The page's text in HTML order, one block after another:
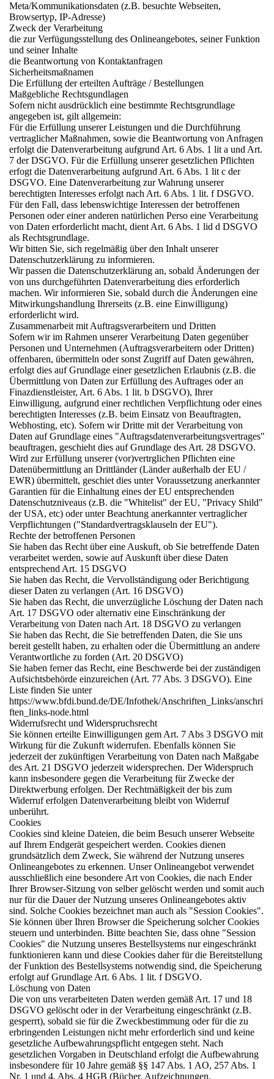
Meta/Kommunikationsdaten (z.B. besuchte Webseiten,
Browsertyp, IP-Adresse)
Zweck der Verarbeitung
die zur Verfügungsstellung des Onlineangebotes, seiner Funktion
und seiner Inhalte
die Beantwortung von Kontaktanfragen
Sicherheitsmaßnamen
Die Erfüllung der erteilten Aufträge / Bestellungen
Maßgebliche Rechtsgundlagen
Sofern nicht ausdrücklich eine bestimmte Rechtsgrundlage
angegeben ist, gilt allgemein:
Für die Erfüllung unserer Leistungen und die Durchführung
vertraglicher Maßnahmen, sowie die Beantwortung von Anfragen
erfolgt die Datenverarbeitung aufgrund Art. 6 Abs. 1 lit a und Art.
7 der DSGVO. Für die Erfüllung unserer gesetzlichen Pflichten
erfogt die Datenverarbeitung aufgrund Art. 6 Abs. 1 lit c der
DSGVO. Eine Datenverarbeitung zur Wahrung unserer
berechtigten Interesses erfolgt nach Art. 6 Abs. 1 lit. f DSGVO.
Für den Fall, dass lebenswichtige Interessen der betroffenen
Personen oder einer anderen natürlichen Perso eine Verarbeitung
von Daten erforderlicht macht, dient Art. 6 Abs. 1 lid d DSGVO
als Rechtsgrundlage.
Wir bitten Sie, sich regelmäßig über den Inhalt unserer
Datenschutzerklärung zu informieren.
Wir passen die Datenschutzerklärung an, sobald Änderungen der
von uns durchgeführten Datenverarbeitung dies erforderlich
machen. Wir informieren Sie, sobald durch die Änderungen eine
Mitwirkungshandlung Ihrerseits (z.B. eine Einwilligung)
erforderlicht wird.
Zusammenarbeit mit Auftragsverarbeitern und Dritten
Sofern wir im Rahmen unserer Verarbeitung Daten gegenüber
Personen und Unternehmen (Auftragsverarbeitern oder Dritten)
offenbaren, übermitteln oder sonst Zugriff auf Daten gewähren,
erfolgt dies auf Grundlage einer gesetzlichen Erlaubnis (z.B. die
Übermittlung von Daten zur Erfüllung des Auftrages oder an
Finazdienstleister, Art. 6 Abs. 1 lit. b DSGVO), Ihrer
Einwilligung, aufgrund einer rechtlichen Verpflichtung oder eines
berechtigten Interesses (z.B. beim Einsatz von Beauftragten,
Webhosting, etc). Sofern wir Dritte mit der Verarbeitung von
Daten auf Grundlage eines "Auftragsdatenverarbeitungsvertrages"
beauftragen, geschieht dies auf Grundlage des Art. 28 DSGVO.
Wird zur Erfüllung unserer (vor)vertrglichen Pflichten eine
Datenübermittlung an Drittländer (Länder außerhalb der EU /
EWR) übermittelt, geschiet dies unter Voraussetzung anerkannter
Garantien für die Einhaltung eines der EU entsprechenden
Datenschutzniveaus (z.B. die "Whitelist" der EU, "Privacy Shild"
der USA, etc) oder unter Beachtung anerkannter vertraglicher
Verpflichtungen ("Standardvertragsklauseln der EU").
Rechte der betroffenen Personen
Sie haben das Recht über eine Auskuft, ob Sie betreffende Daten
verarbeitet werden, sowie auf Auskunft über diese Daten
entsprechend Art. 15 DSGVO
Sie haben das Recht, die Vervollständigung oder Berichtigung
dieser Daten zu verlangen (Art. 16 DSGVO)
Sie haben das Recht, die unverzügliche Löschung der Daten nach
Art. 17 DSGVO oder alternativ eine Einschränkung der
Verarbeitung von Daten nach Art. 18 DSGVO zu verlangen
Sie haben das Recht, die Sie betreffenden Daten, die Sie uns
bereit gestellt haben, zu erhalten oder die Übermittlung an andere
Verantwortliche zu forden (Art. 20 DSGVO)
Sie haben ferner das Recht, eine Beschwerde bei der zuständigen
Aufsichtsbehörde einzureichen (Art. 77 Abs. 3 DSGVO). Eine
Liste finden Sie unter
https://www.bfdi.bund.de/DE/Infothek/Anschriften_Links/anschri
ften_links-node.html
Widerrufsrecht und Widerspruchsrecht
Sie können erteilte Einwilligungen gem Art. 7 Abs 3 DSGVO mit
Wirkung für die Zukunft widerrufen. Ebenfalls können Sie
jederzeit der zukünftigen Verarbeitung von Daten nach Maßgabe
des Art. 21 DSGVO jederzeit widersprechen. Der Widerspruch
kann insbesondere gegen die Verarbeitung für Zwecke der
Direktwerbung erfolgen. Der Rechtmäßigkeit der bis zum
Widerruf erfolgen Datenverarbeitung bleibt von Widerruf
unberührt.
Cookies
Cookies sind kleine Dateien, die beim Besuch unserer Webseite
auf Ihrem Endgerät gespeichert werden. Cookies dienen
grundsätzlich dem Zweck, Sie während der Nutzung unseres
Onlineangebotes zu erkennen. Unser Onlineangebot verwendet
ausschließlich eine besondere Art von Cookies, die nach Ender
Ihrer Browser-Sitzung von selber gelöscht werden und somit auch
nur für die Dauer der Nutzung unseres Onlineangebotes aktiv
sind. Solche Cookies bezeichnet man auch als "Session Cookies".
Sie können über Ihren Browser die Speicherung solcher Cookies
steuern und unterbinden. Bitte beachten Sie, dass ohne "Session
Cookies" die Nutzung unseres Bestellsystems nur eingeschränkt
funktionieren kann und diese Cookies daher für die Bereitstellung
der Funktion des Bestellsystems notwendig sind, die Speicherung
erfolgt auf Grundlage Art. 6 Abs. 1 lit. f DSGVO.
Löschung von Daten
Die von uns verarbeiteten Daten werden gemäß Art. 17 und 18
DSGVO gelöscht oder in der Verarbeitung eingeschränkt (z.B.
gesperrt), sobald sie für die Zweckbestimmung oder für die zu
erbringenden Leistungen nicht mehr erforderlich sind und keine
gesetzliche Aufbewahrungspflicht entgegen steht. Nach
gesetzlichen Vorgaben in Deutschland erfolgt die Aufbewahrung
insbesondere für 10 Jahre gemäß §§ 147 Abs. 1 AO, 257 Abs. 1
Nr. 1 und 4, Abs. 4 HGB (Bücher, Aufzeichnungen,